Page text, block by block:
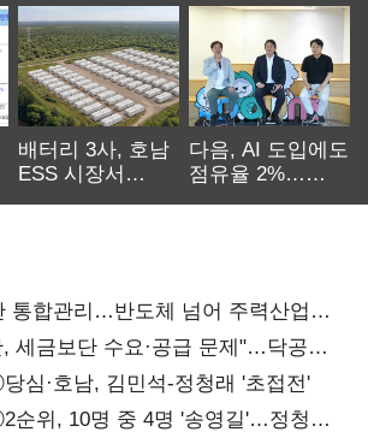
배터리 3사, 호남
ESS 시장서
다음, AI 도입에도
점유율 2%…
통합관리…반도체 넘어 주력산업
세금보단 수요·공급 문제"…닥공
심·호남, 김민석-정청래 '초접전'
순위, 10명 중 4명 '송영길'…정청래